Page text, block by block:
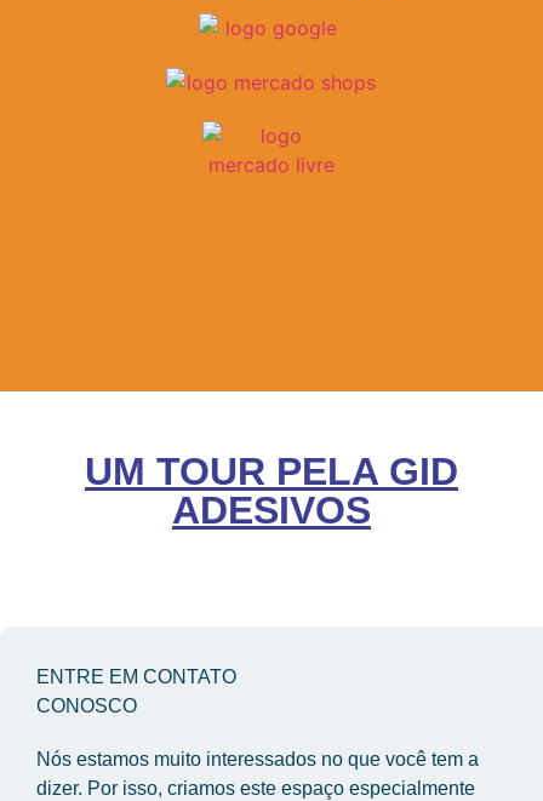
UM TOUR PELA GID
ADESIVOS
ENTRE EM CONTATO
CONOSCO
Nós estamos muito interessados no que você tem a
dizer. Por isso, criamos este espaço especialmente